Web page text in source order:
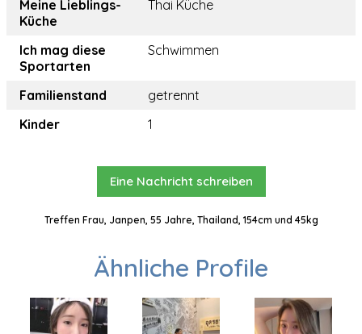
Meine Lieblings-
Küche
Thai Küche
Ich mag diese
Sportarten
Schwimmen
Familienstand
getrennt
Kinder
1
Eine Nachricht schreiben
Treffen Frau, Janpen, 55 Jahre, Thailand, 154cm und 45kg
Ähnliche Profile